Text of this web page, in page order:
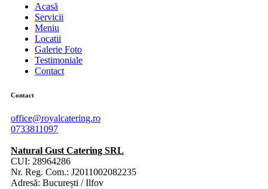
Acasă
Servicii
Meniu
Locatii
Galerie Foto
Testimoniale
Contact
Contact
office@royalcatering.ro
0733811097
Natural Gust Catering SRL
CUI: 28964286
Nr. Reg. Com.: J2011002082235
Adresă: București / Ilfov